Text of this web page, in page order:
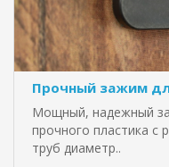
Прочный зажим
Мощный, надежный
прочного пластика с
труб диаметр..